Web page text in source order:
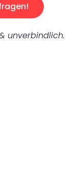
unverbindlich.